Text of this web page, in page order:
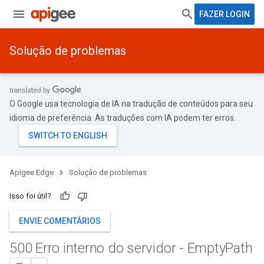
FAZER LOGIN
Solução de problemas
O Google usa tecnologia de IA na tradução de conteúdos para seu
idioma de preferência. As traduções com IA podem ter erros.
Apigee Edge Solução de problemas
Isso foi útil?
ENVIE COMENTÁRIOS
500 Erro interno do servidor - EmptyPath